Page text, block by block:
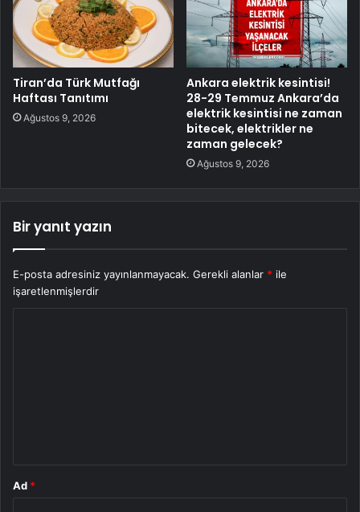
Tiran’da Türk Mutfağı
Haftası Tanıtımı
Ağustos 9, 2026
Ankara elektrik kesintisi!
28-29 Temmuz Ankara’da
elektrik kesintisi ne zaman
bitecek, elektrikler ne
zaman gelecek?
Ağustos 9, 2026
Bir yanıt yazın
E-posta adresiniz yayınlanmayacak. Gerekli alanlar * ile
işaretlenmişlerdir
Ad *